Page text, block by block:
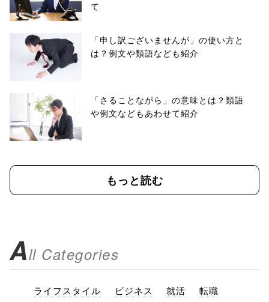
て
「申し訳ございませんが」の使い方と
は？例文や類語なども紹介
「さることながら」の意味とは？類語
や例文などもあわせて紹介
もっと読む
All Categories
ライフスタイル ビジネス 就活 転職